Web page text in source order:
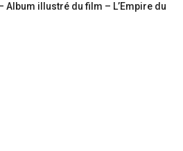
illustré du film – L’Empire du